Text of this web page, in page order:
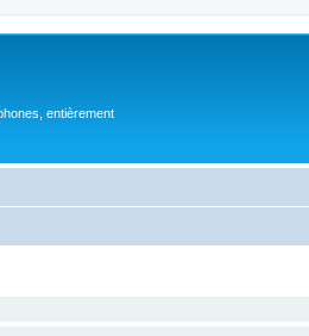
entièrement